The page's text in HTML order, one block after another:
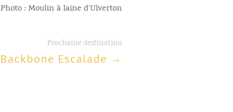
Photo : Moulin à laine d’Ulverton
Prochaine destination
Backbone Escalade →